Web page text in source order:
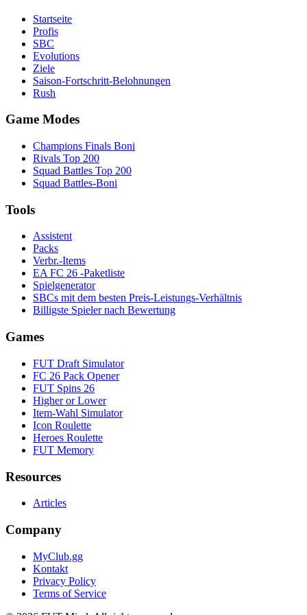
Startseite
Profis
SBC
Evolutions
Ziele
Saison-Fortschritt-Belohnungen
Rush
Game Modes
Champions Finals Boni
Rivals Top 200
Squad Battles Top 200
Squad Battles-Boni
Tools
Assistent
Packs
Verbr.-Items
EA FC 26 -Paketliste
Spielgenerator
SBCs mit dem besten Preis-Leistungs-Verhältnis
Billigste Spieler nach Bewertung
Games
FUT Draft Simulator
FC 26 Pack Opener
FUT Spins 26
Higher or Lower
Item-Wahl Simulator
Icon Roulette
Heroes Roulette
FUT Memory
Resources
Articles
Company
MyClub.gg
Kontakt
Privacy Policy
Terms of Service